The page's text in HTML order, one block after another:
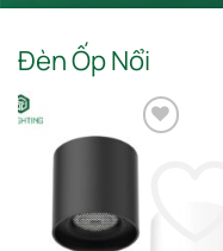
Đèn Ốp Nổi